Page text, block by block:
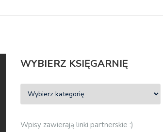
WYBIERZ KSIĘGARNIĘ
Wpisy zawierają linki partnerskie :)